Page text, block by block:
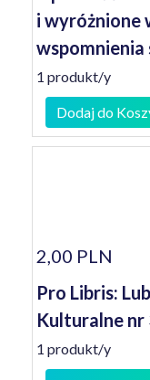
i wyróżnione
1 produkt/y
Dodaj do
2,00 PLN
Pro Libris:
Kulturalne nr
1 produkt/y